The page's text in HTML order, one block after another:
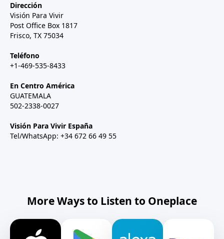
Dirección
Visión Para Vivir
Post Office Box 1817
Frisco, TX 75034
Teléfono
+1-469-535-8433
En Centro América
GUATEMALA
502-2338-0027
Visión Para Vivir España
Tel/WhatsApp: +34 672 66 49 55
More Ways to Listen to Oneplace